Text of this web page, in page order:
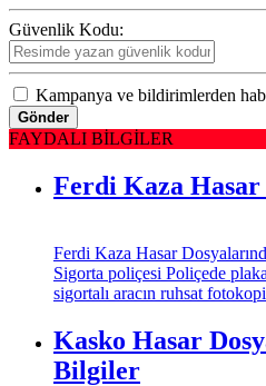
Güvenlik Kodu:
Kampanya ve bildirimlerden
Gönder
FAYDALI BİLGİLER
Ferdi Kaza
Ferdi Kaza Hasar
Sigorta poliçesi Poliçede
sigortalı aracın ruhsat
Kasko Hasar
Bilgiler